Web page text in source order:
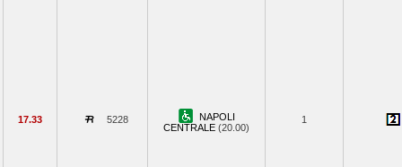
17.33 5228
NAPOLI
CENTRALE (20.00)
1